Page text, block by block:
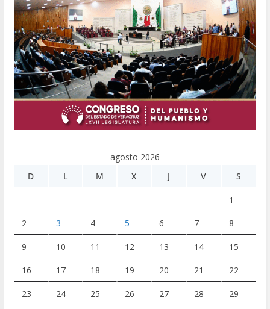
agosto 2026
D
L M X J V S
1
2 3 4 5 6 7 8
9 10 11 12 13 14 15
16 17 18 19 20 21 22
23 24 25 26 27 28 29